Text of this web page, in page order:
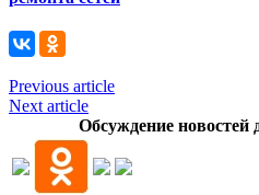
Previous article
Next article
Обсуждение новостей